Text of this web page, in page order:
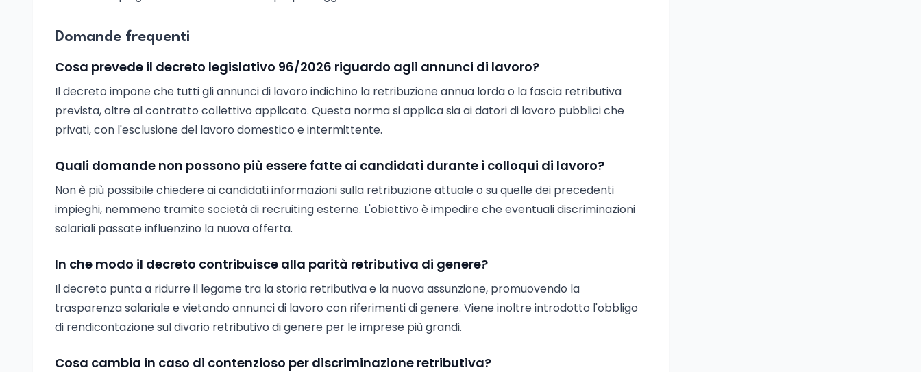
Domande frequenti
Cosa prevede il decreto legislativo 96/2026 riguardo agli annunci di lavoro?
Il decreto impone che tutti gli annunci di lavoro indichino la retribuzione annua lorda o la fascia retributiva
prevista, oltre al contratto collettivo applicato. Questa norma si applica sia ai datori di lavoro pubblici che
privati, con l'esclusione del lavoro domestico e intermittente.
Quali domande non possono più essere fatte ai candidati durante i colloqui di lavoro?
Non è più possibile chiedere ai candidati informazioni sulla retribuzione attuale o su quelle dei precedenti
impieghi, nemmeno tramite società di recruiting esterne. L'obiettivo è impedire che eventuali discriminazioni
salariali passate influenzino la nuova offerta.
In che modo il decreto contribuisce alla parità retributiva di genere?
Il decreto punta a ridurre il legame tra la storia retributiva e la nuova assunzione, promuovendo la
trasparenza salariale e vietando annunci di lavoro con riferimenti di genere. Viene inoltre introdotto l'obbligo
di rendicontazione sul divario retributivo di genere per le imprese più grandi.
Cosa cambia in caso di contenzioso per discriminazione retributiva?